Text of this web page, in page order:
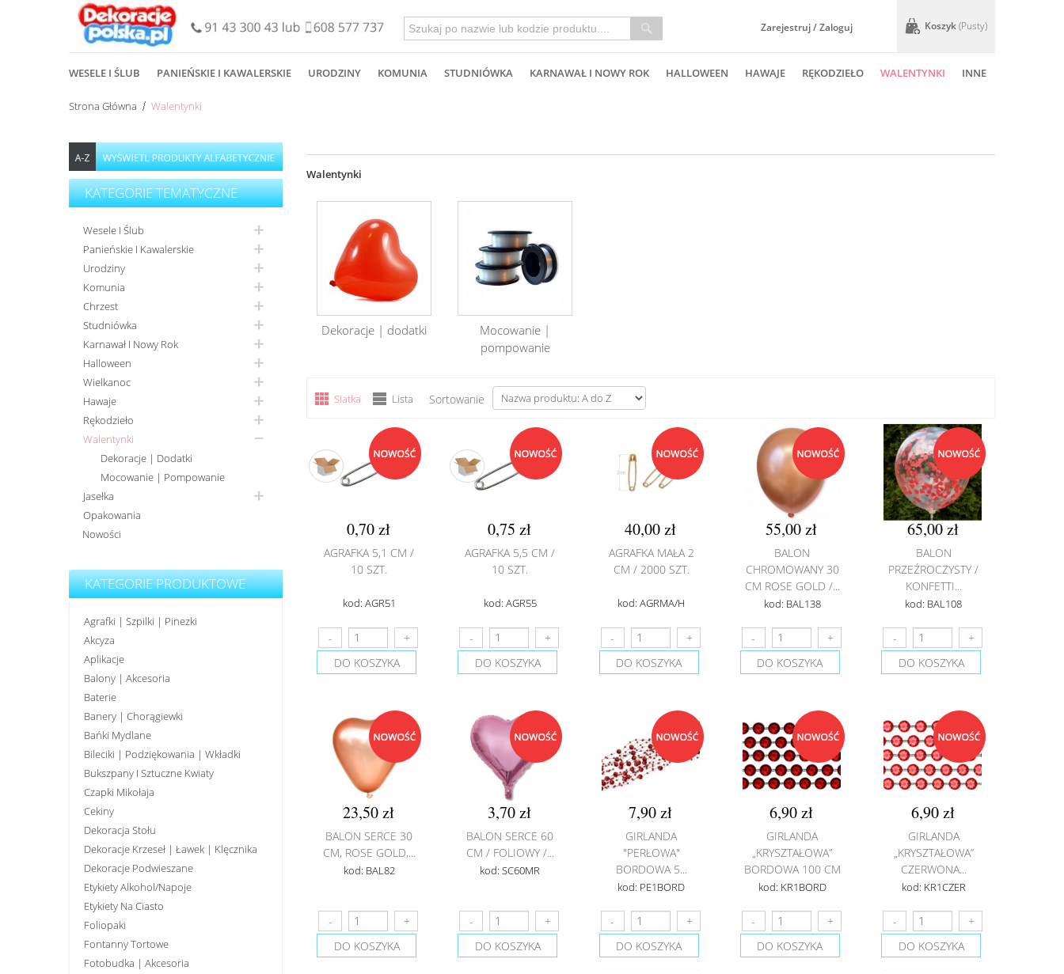
Zarejestruj / Zaloguj Koszyk(pusty)
WESELE I ŚLUB PANIEŃSKIE I KAWALERSKIE URODZINY KOMUNIA STUDNIÓWKA KARNAWAŁ I NOWY ROK HALLOWEEN HAWAJE RĘKODZIEŁO WALENTYNKI INNE
Strona Główna Walentynki
KATEGORIE TEMATYCZNE
Wesele I Ślub
Panieńskie I Kawalerskie
Urodziny
Komunia
Chrzest
Studniówka
Karnawał I Nowy Rok
Halloween
Wielkanoc
Hawaje
Rękodzieło
Walentynki
Dekoracje | Dodatki
Mocowanie | Pompowanie
Jasełka
Opakowania
Nowości
KATEGORIE PRODUKTOWE
Agrafki | Szpilki | Pinezki
Akcyza
Aplikacje
Balony | Akcesoria
Baterie
Banery | Chorągiewki
Bańki Mydlane
Bileciki | Podziękowania | Wkładki
Bukszpany I Sztuczne Kwiaty
Czapki Mikołaja
Cekiny
Dekoracja Stołu
Dekoracje Krzeseł | Ławek | Klęcznika
Dekoracje Podwieszane
Etykiety Alkohol/Napoje
Etykiety Na Ciasto
Foliopaki
Fontanny Tortowe
Fotobudka | Akcesoria
Walentynki
Dekoracje | dodatki
Mocowanie |
pompowanie
Siatka Lista Sortowanie
0,70 zł
AGRAFKA 5,1 CM /
10 SZT.
kod: AGR51
DO KOSZYKA
0,75 zł
AGRAFKA 5,5 CM /
10 SZT.
kod: AGR55
DO KOSZYKA
40,00 zł
AGRAFKA MAŁA 2
CM / 2000 SZT.
kod: AGRMA/H
DO KOSZYKA
55,00 zł
BALON
CHROMOWANY 30
CM ROSE GOLD /...
kod: BAL138
DO KOSZYKA
65,00 zł
BALON
PRZEŹROCZYSTY /
KONFETTI...
kod: BAL108
DO KOSZYKA
23,50 zł
BALON SERCE 30
CM, ROSE GOLD,...
kod: BAL82
DO KOSZYKA
3,70 zł
BALON SERCE 60
CM / FOLIOWY /...
kod: SC60MR
DO KOSZYKA
7,90 zł
GIRLANDA
"PERŁOWA"
BORDOWA 5...
kod: PE1BORD
DO KOSZYKA
6,90 zł
GIRLANDA
„KRYSZTAŁOWA”
BORDOWA 100 CM
kod: KR1BORD
DO KOSZYKA
6,90 zł
GIRLANDA
„KRYSZTAŁOWA”
CZERWONA...
kod: KR1CZER
DO KOSZYKA